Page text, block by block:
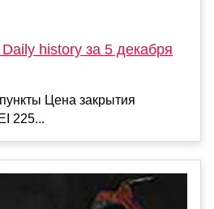
history за 5 декабря
Цена закрытия
225...